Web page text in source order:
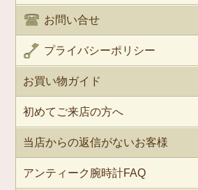
お問い合せ
プライバシーポリシー
お買い物ガイド
初めてご来店の方へ
当店からの返信がないお客様
アンティーク腕時計FAQ